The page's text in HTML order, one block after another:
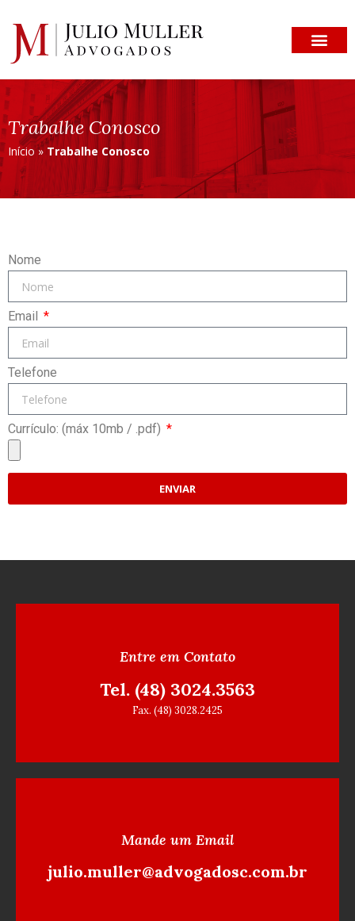
Trabalhe Conosco
Início» Trabalhe Conosco
Nome
Email
Telefone
Currículo: (máx 10mb / .pdf)
ENVIAR
Entre em Contato
Tel. (48) 3024.3563
Fax. (48) 3028.2425
Mande um Email
julio.muller@advogadosc.com.br